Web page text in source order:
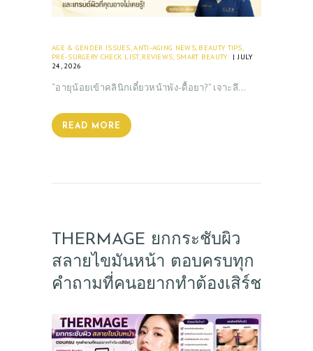
AGE & GENDER ISSUES,ANTI-AGING NEWS, BEAUTY TIPS,
PRE-SURGERY CHECK LIST, REVIEWS, SMART BEAUTY
JULY
24, 2026
“อายุน้อยเข้าคลินิกเดี๋ยวหน้าพัง-ดื้อยา?” เจาะลึ…
READ MORE
THERMAGE ยกกระชับผิว
สลายไขมันหน้า ตอบครบทุก
คำถามที่คนอยากทำต้องเสิร์ช